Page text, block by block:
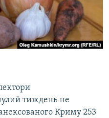
тиждень не
Криму 253